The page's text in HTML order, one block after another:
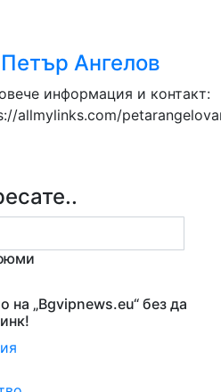
Петър Ангелов
информация и контакт:
allmylinks.com/
на „Bgvipnews.eu“ без да